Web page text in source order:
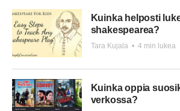
Kuinka helposti
shakespearea?
Tara Kujala • 4 min lukea
Kuinka oppia
verkossa?